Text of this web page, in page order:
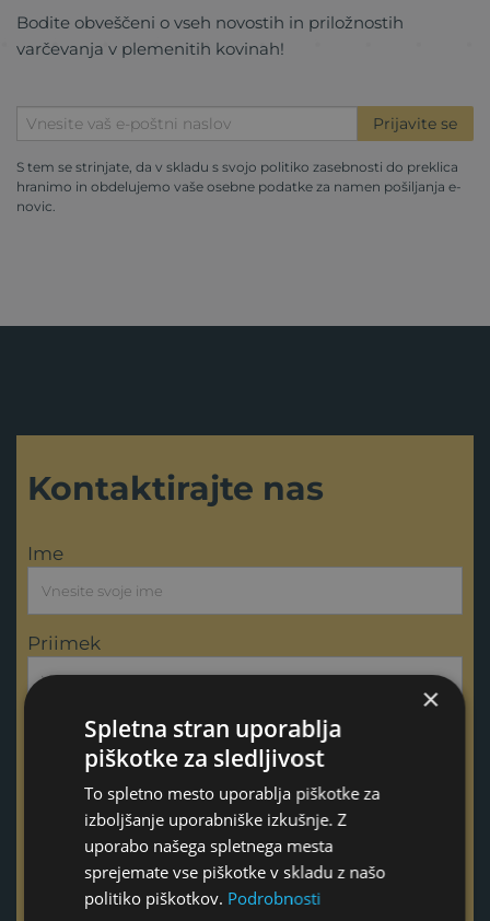
Bodite obveščeni o vseh novostih in priložnostih
varčevanja v plemenitih kovinah!
Prijavite se
S tem se strinjate, da v skladu s svojo politiko zasebnosti do preklica
hranimo in obdelujemo vaše osebne podatke za namen pošiljanja e-
novic.
Kontaktirajte nas
Ime
Priimek
E-pošta
Telefon
×
Spletna stran uporablja
piškotke za sledljivost
To spletno mesto uporablja piškotke za
izboljšanje uporabniške izkušnje. Z
uporabo našega spletnega mesta
sprejemate vse piškotke v skladu z našo
politiko piškotkov. Podrobnosti